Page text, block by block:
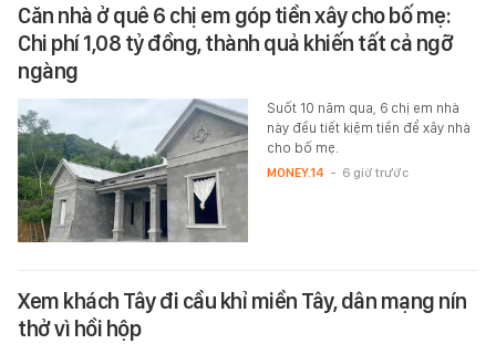
Căn nhà ở quê 6 chị em góp tiền xây cho bố mẹ:
Chi phí 1,08 tỷ đồng, thành quả khiến tất cả ngỡ
ngàng
Suốt 10 năm qua, 6 chị em nhà
này đều tiết kiệm tiền để xây nhà
cho bố mẹ.
MONEY.14 - 6 giờ trước
Xem khách Tây đi cầu khỉ miền Tây, dân mạng nín
thở vì hồi hộp